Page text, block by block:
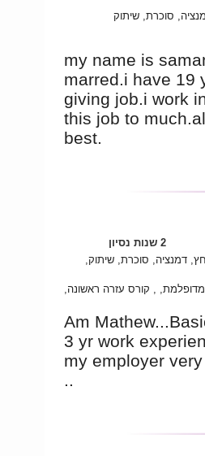
סוכרת, שיתוק
my name is
marred.i have 19
giving job.i work
this job to
best.
2 שנות נסיון
דמנציה, סוכרת, שיתוק,
, קורס עזרה ראשונה,
Am
3 yr work
my employer
..